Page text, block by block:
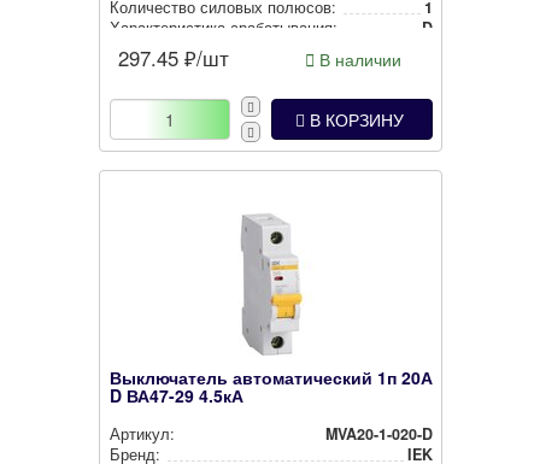
Количество силовых полюсов:
1
Харак­те­рис­ти­ка сра­ба­ты­ва­ния:
D
297.45 ₽/шт В наличии
В КОРЗИНУ
Выключатель автоматический 1п 20А
D ВА47-29 4.5кА
Артикул:
MVA20-1-020-D
Бренд:
IEK